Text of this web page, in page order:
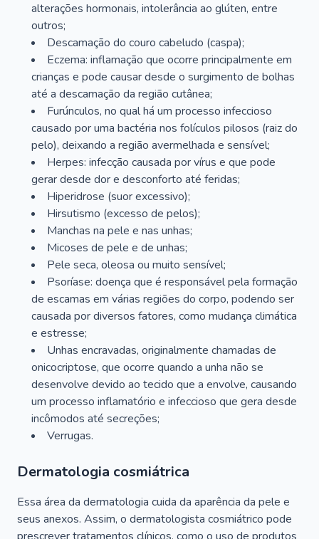
alterações hormonais, intolerância ao glúten, entre
outros;
Descamação do couro cabeludo (caspa);
Eczema: inflamação que ocorre principalmente em
crianças e pode causar desde o surgimento de bolhas
até a descamação da região cutânea;
Furúnculos, no qual há um processo infeccioso
causado por uma bactéria nos folículos pilosos (raiz do
pelo), deixando a região avermelhada e sensível;
Herpes: infecção causada por vírus e que pode
gerar desde dor e desconforto até feridas;
Hiperidrose (suor excessivo);
Hirsutismo (excesso de pelos);
Manchas na pele e nas unhas;
Micoses de pele e de unhas;
Pele seca, oleosa ou muito sensível;
Psoríase: doença que é responsável pela formação
de escamas em várias regiões do corpo, podendo ser
causada por diversos fatores, como mudança climática
e estresse;
Unhas encravadas, originalmente chamadas de
onicocriptose, que ocorre quando a unha não se
desenvolve devido ao tecido que a envolve, causando
um processo inflamatório e infeccioso que gera desde
incômodos até secreções;
Verrugas.
Dermatologia cosmiátrica
Essa área da dermatologia cuida da aparência da pele e
seus anexos. Assim, o dermatologista cosmiátrico pode